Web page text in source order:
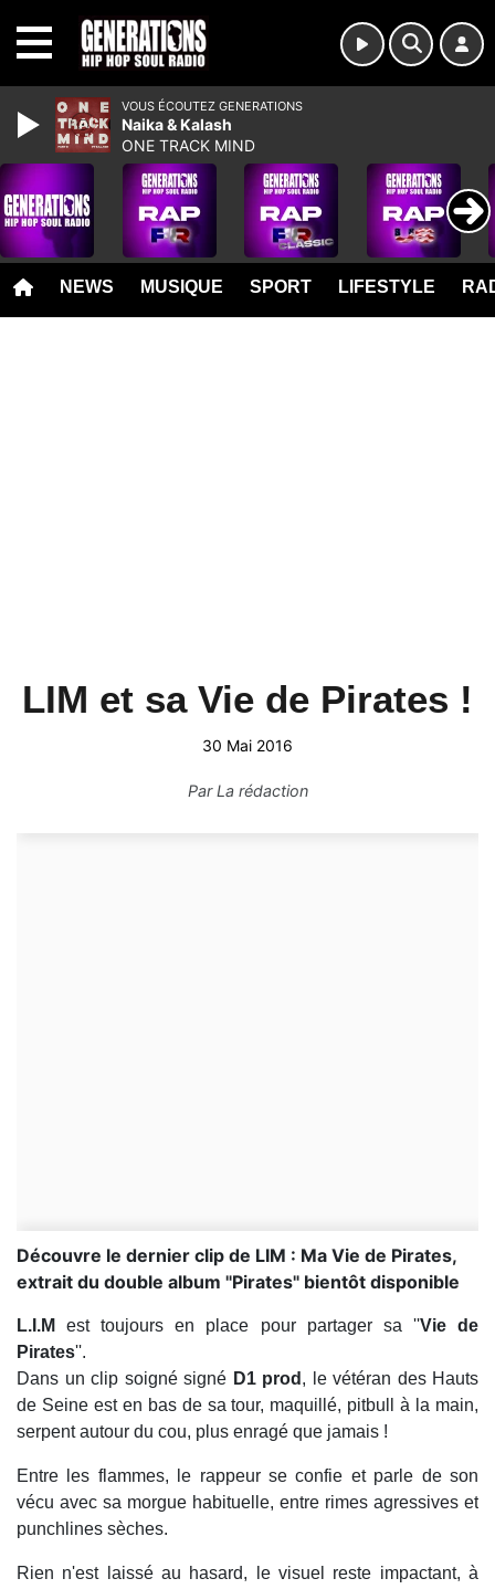
NEWS MUSIQUE SPORT LIFESTYLE
LIM et sa Vie de Pirates !
30 Mai 2016
ParLa rédaction
Découvre le dernier clip de LIM : Ma Vie de Pirates,
extrait du double album "Pirates" bientôt disponible
L.I.M est toujours en place pour partager sa ''Vie de
Pirates''.
Dans un clip soigné signé D1 prod , le vétéran des Hauts
de Seine est en bas de sa tour, maquillé, pitbull à la main,
serpent autour du cou, plus enragé que jamais !
Entre les flammes, le rappeur se confie et parle de son
vécu avec sa morgue habituelle, entre rimes agressives et
punchlines sèches.
Rien n'est laissé au hasard, le visuel reste impactant, à
VOUS ÉCOUTEZ GENERATIONS
Naika & Kalash
ONE TRACK MIND